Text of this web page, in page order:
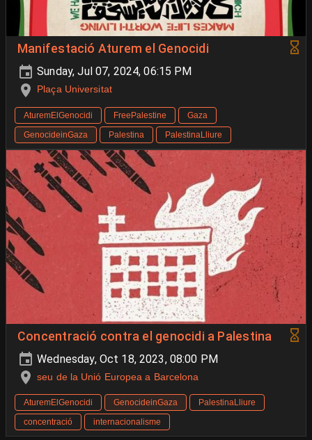
Manifestació Aturem el Genocidi
Sunday, Jul 07, 2024, 06:15 PM
Plaça Universitat
AturemElGenocidi FreePalestine
Gaza
GenocideinGaza
Palestina PalestinaLliure
Concentració contra el genocidi a Palestina
Wednesday, Oct 18, 2023, 08:00 PM
seu de la Unió Europea a Barcelona
AturemElGenocidi GenocideinGaza
PalestinaLliure
concentració
internacionalisme